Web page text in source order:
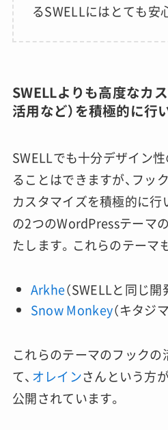
るSWELLにはとても安
SWELLよりも高度なカ
活用など）を積極的に行
SWELLでも十分デザイン
ることはできますが、フッ
カスタマイズを積極的に行
の2つのWordPressテーマ
たします。これらのテーマ
Arkhe（SWELLと同じ
Snow Monkey（キタジ
これらのテーマのフック
て、 オレインさんという方
公開されています。